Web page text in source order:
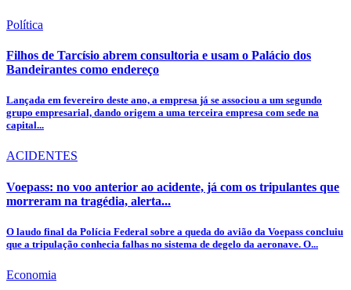
Política
Filhos de Tarcísio abrem consultoria e usam o Palácio dos
Bandeirantes como endereço
Lançada em fevereiro deste ano, a empresa já se associou a um segundo
grupo empresarial, dando origem a uma terceira empresa com sede na
capital...
ACIDENTES
Voepass: no voo anterior ao acidente, já com os tripulantes que
morreram na tragédia, alerta...
O laudo final da Polícia Federal sobre a queda do avião da Voepass concluiu
que a tripulação conhecia falhas no sistema de degelo da aeronave. O...
Economia